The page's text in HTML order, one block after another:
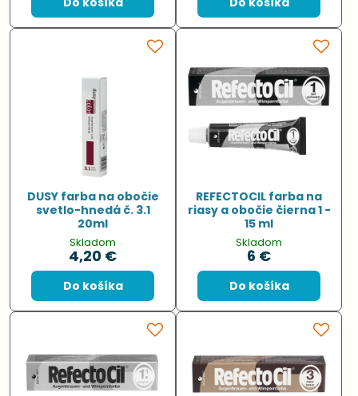
DUSY farba na obočie
svetlo-hnedá č. 3.1
20ml
Skladom
4,20 €
Do košíka
REFECTOCIL farba na
riasy a obočie čierna 1 -
15 ml
Skladom
6 €
Do košíka